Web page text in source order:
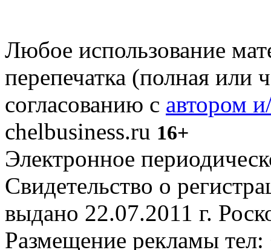
Любое использование
перепечатка (полная или
согласованию с автором
chelbusiness.ru 16+
Электронное
Свидетельство о
выдано 22.07.2011 г.
Размещение рекламы